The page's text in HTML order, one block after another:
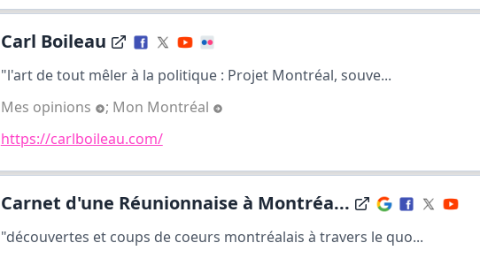
Carl Boileau
"l'art de tout mêler à la politique : Projet Montréal, souve...
Mes opinions
; Mon Montréal
https://carlboileau.com/
Carnet d'une Réunionnaise à Montréa...
"découvertes et coups de coeurs montréalais à travers le quo...